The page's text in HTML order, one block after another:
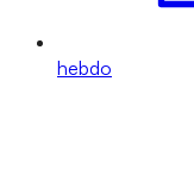
hebdo